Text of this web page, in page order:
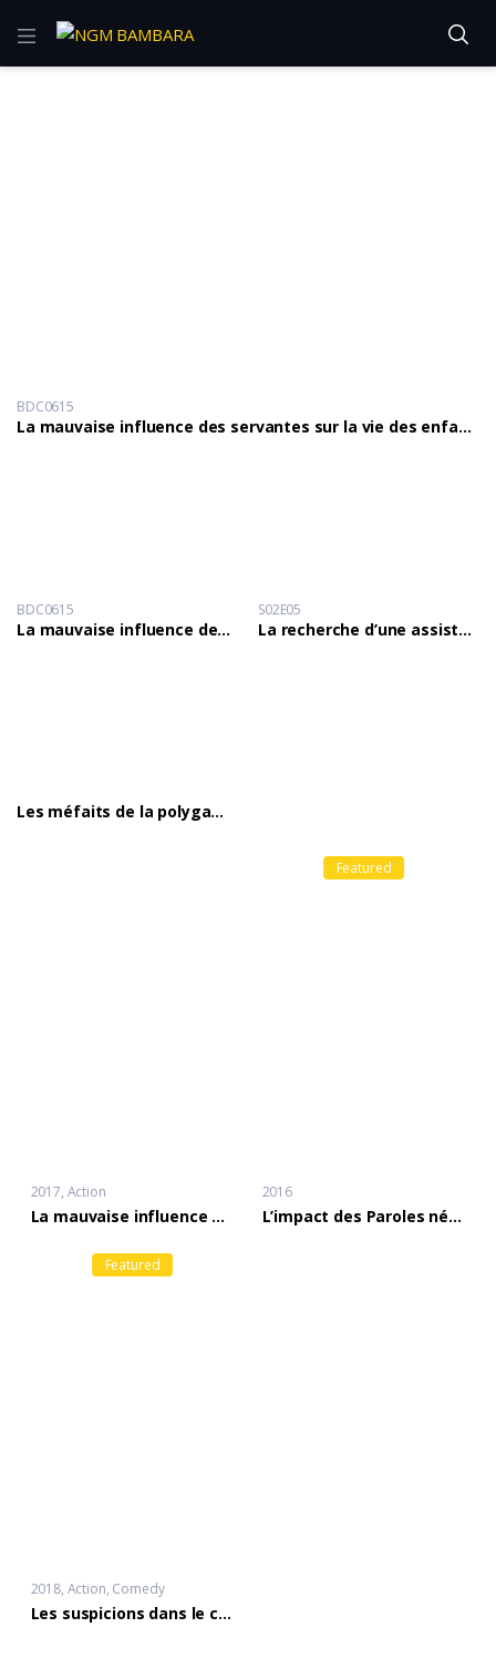
BDC0615
La mauvaise influence des servantes sur la vie des enfants.
BDC0615
La mauvaise influence des servantes sur la vie des enfants.
S02E05
La recherche d’une assistance et l’infection au VIH/SIDA.
Les méfaits de la polygamie
2017 Action
La mauvaise influence des servantes
Featured
2016
L’impact des Paroles négatives sur la famille
Featured
2018 Action, Comedy
Les suspicions dans le couple